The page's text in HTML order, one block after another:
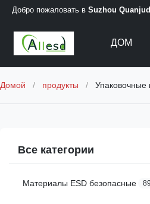
Добро пожаловать в Suzhou
ДОМ
Домой / продукты / Упаковочные
Все категории
Материалы ESD безопасные 89